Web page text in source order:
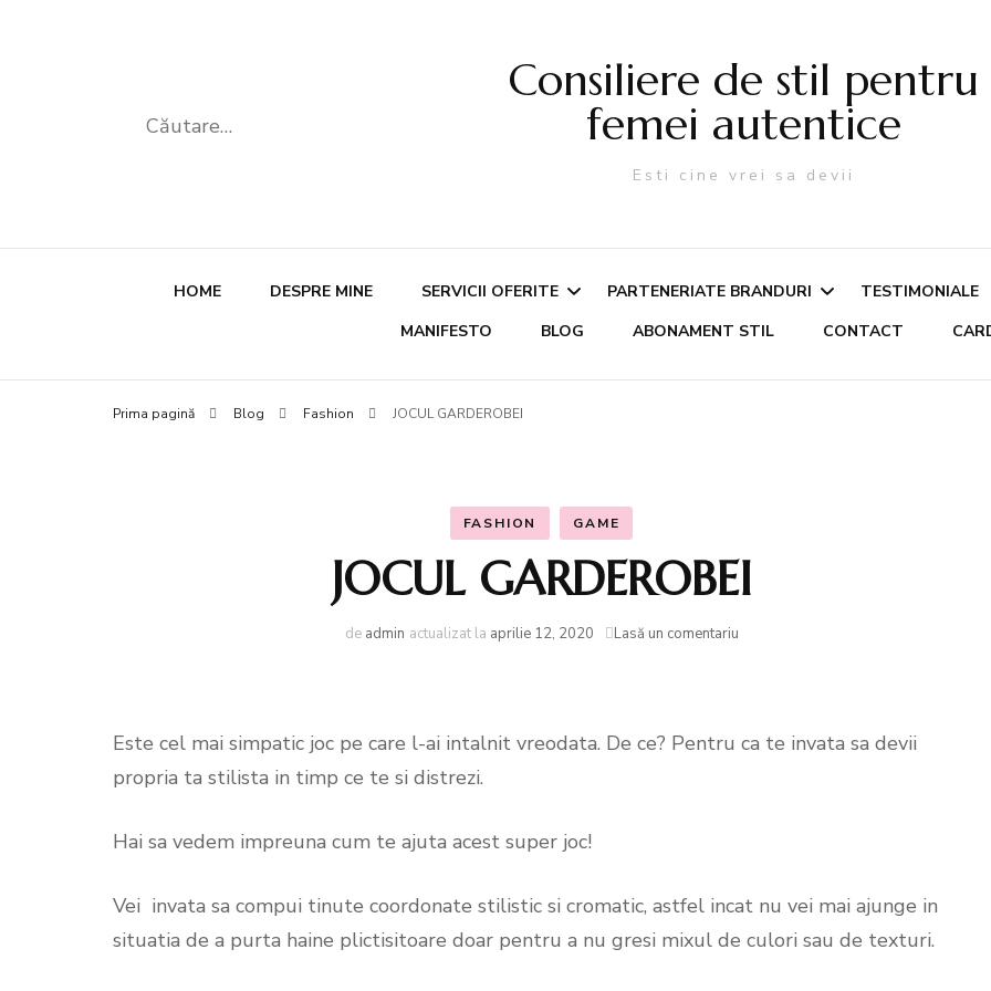
Caută
Consiliere de stil pentru
femei autentice
Esti cine vrei sa devii
HOME DESPRE MINE SERVICII OFERITE
Reinventarea Garderobei
Tale
Sesiune Smart Shopping
PARTENERIATE BRANDURI
Shootinguri
Evenimente centre
comerciale
TESTIMONIALE
MANIFESTO
BLOG ABONAMENT STIL CONTACT
Prima pagină Blog Fashion JOCUL GARDEROBEI
FASHION GAME
JOCUL GARDEROBEI
de admin actualizat la aprilie 12, 2020 Lasă un comentariula
Este cel mai simpatic joc pe care l-ai intalnit vreodata. De ce? Pentru ca te invata sa devii
propria ta stilista in timp ce te si distrezi.
Hai sa vedem impreuna cum te ajuta acest super joc!
Vei invata sa compui tinute coordonate stilistic si cromatic, astfel incat nu vei mai ajunge in
situatia de a purta haine plictisitoare doar pentru a nu gresi mixul de culori sau de texturi.